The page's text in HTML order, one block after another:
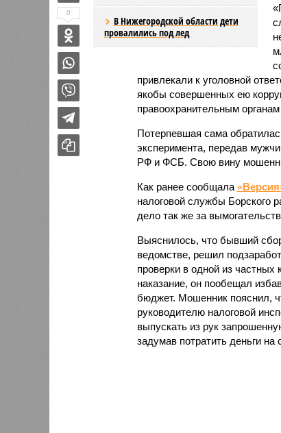
В Нижегородской области дети
провалились под лед
привлекали к уголовной
якобы совершенных ею
правоохранительным органам
Потерпевшая сама
эксперимента, передав
РФ и ФСБ. Свою вину
Как ранее сообщала
налоговой службы Борского
дело так же за
Выяснилось, что бывший
ведомстве, решил
проверки в одной из
наказание, он пообещал
бюджет. Мошенник пояснил,
руководителю налоговой
выпускать из рук
задумав потратить деньги
0